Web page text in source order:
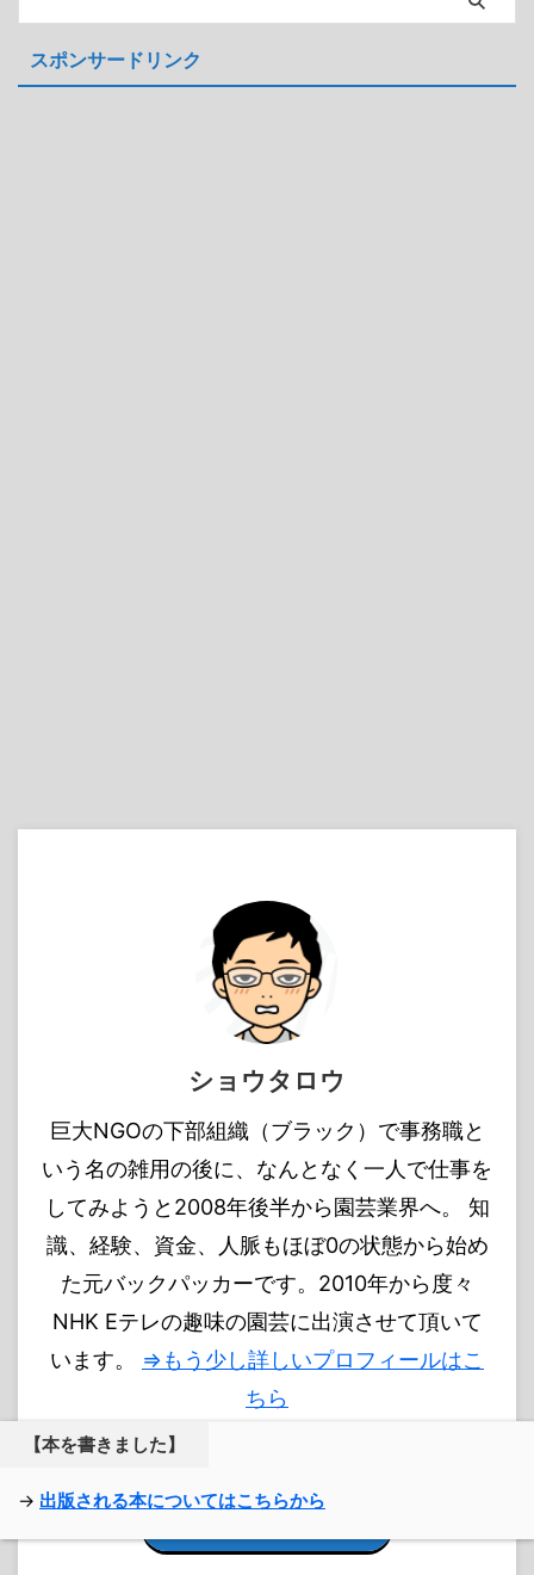
スポンサードリンク
ショウタロウ
巨大NGOの下部組織（ブラック）で事務職と
いう名の雑用の後に、なんとなく一人で仕事を
してみようと2008年後半から園芸業界へ。 知
識、経験、資金、人脈もほぼ0の状態から始め
た元バックパッカーです。2010年から度々
NHK Eテレの趣味の園芸に出演させて頂いて
います。 ⇒もう少し詳しいプロフィールはこ
ちら
【本を書きました】
→ 出版される本についてはこちらから